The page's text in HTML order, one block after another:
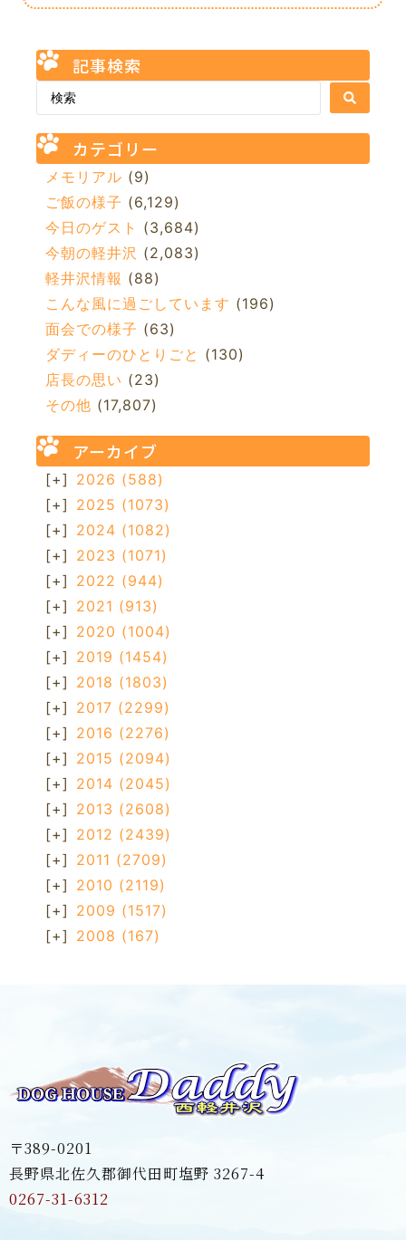
記事検索
カテゴリー
メモリアル (9)
ご飯の様子 (6,129)
今日のゲスト (3,684)
今朝の軽井沢 (2,083)
軽井沢情報 (88)
こんな風に過ごしています (196)
面会での様子 (63)
ダディーのひとりごと (130)
店長の思い (23)
その他 (17,807)
アーカイブ
[+] 2026 (588)
[+] 2025 (1073)
[+] 2024 (1082)
[+] 2023 (1071)
[+] 2022 (944)
[+] 2021 (913)
[+] 2020 (1004)
[+] 2019 (1454)
[+] 2018 (1803)
[+] 2017 (2299)
[+] 2016 (2276)
[+] 2015 (2094)
[+] 2014 (2045)
[+] 2013 (2608)
[+] 2012 (2439)
[+] 2011 (2709)
[+] 2010 (2119)
[+] 2009 (1517)
[+] 2008 (167)
〒389-0201
長野県北佐久郡御代田町塩野 3267-4
0267-31-6312